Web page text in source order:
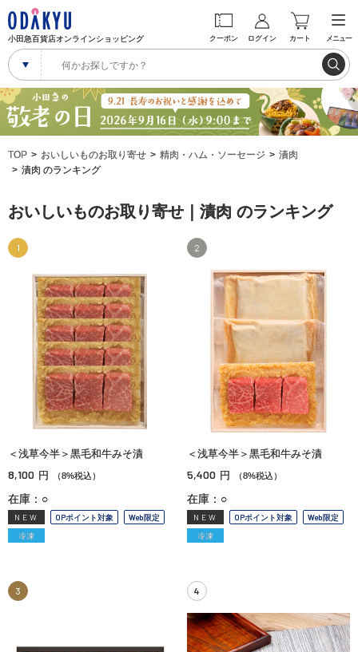
小田急百貨店オンラインショッピング クーポン ログイン カート メニュー
TOP おいしいものお取り寄せ 精肉・ハム・ソーセージ
漬肉
漬肉 のランキング
おいしいものお取り寄せ｜漬肉 のランキング
1
＜浅草今半＞黒毛和牛みそ漬
8,100 円 （8%税込）
在庫：○
NEW OPポイント対象
Web限定
冷凍
2
＜浅草今半＞黒毛和牛みそ漬
5,400 円 （8%税込）
在庫：○
NEW OPポイント対象
Web限定
冷凍
3 4